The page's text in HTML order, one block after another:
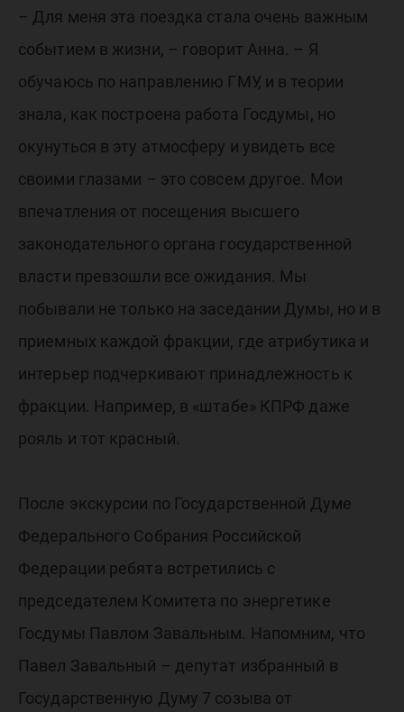
– Для меня эта поездка стала очень важным
событием в жизни, – говорит Анна. – Я
обучаюсь по направлению ГМУ, и в теории
знала, как построена работа Госдумы, но
окунуться в эту атмосферу и увидеть все
своими глазами – это совсем другое. Мои
впечатления от посещения высшего
законодательного органа государственной
власти превзошли все ожидания. Мы
побывали не только на заседании Думы, но и в
приемных каждой фракции, где атрибутика и
интерьер подчеркивают принадлежность к
фракции. Например, в «штабе» КПРФ даже
рояль и тот красный.
После экскурсии по Государственной Думе
Федерального Собрания Российской
Федерации ребята встретились с
председателем Комитета по энергетике
Госдумы Павлом Завальным. Напомним, что
Павел Завальный – депутат избранный в
Государственную Думу 7 созыва от